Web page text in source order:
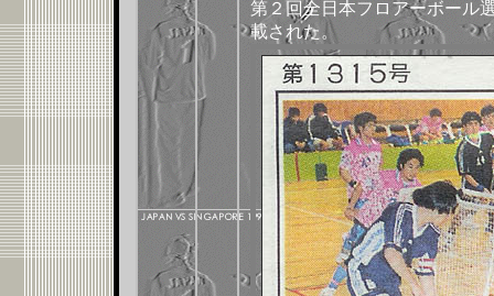
第２回全日本フロアーボール
載された。